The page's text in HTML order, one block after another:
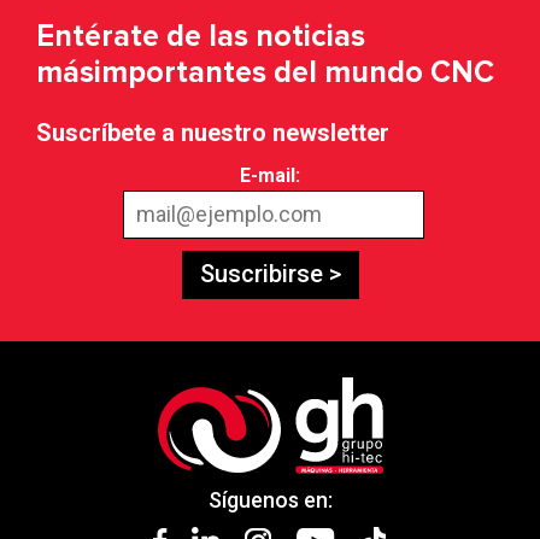
Entérate de las noticias
másimportantes del mundo CNC
Suscríbete a nuestro newsletter
E-mail:
Suscribirse >
Síguenos en: